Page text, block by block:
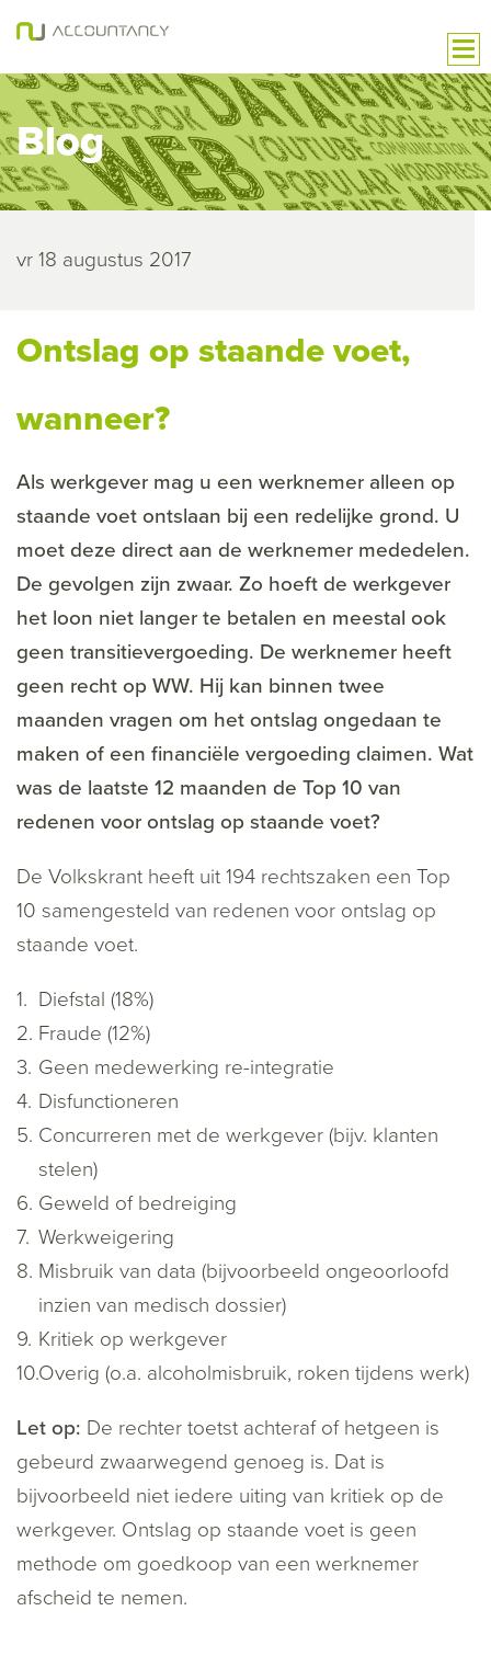
Blog
vr 18 augustus 2017
Ontslag op staande voet,
wanneer?
Als werkgever mag u een werknemer alleen op
staande voet ontslaan bij een redelijke grond. U
moet deze direct aan de werknemer mededelen.
De gevolgen zijn zwaar. Zo hoeft de werkgever
het loon niet langer te betalen en meestal ook
geen transitievergoeding. De werknemer heeft
geen recht op WW. Hij kan binnen twee
maanden vragen om het ontslag ongedaan te
maken of een financiële vergoeding claimen. Wat
was de laatste 12 maanden de Top 10 van
redenen voor ontslag op staande voet?
De Volkskrant heeft uit 194 rechtszaken een Top
10 samengesteld van redenen voor ontslag op
staande voet.
Diefstal (18%)
Fraude (12%)
Geen medewerking re-integratie
Disfunctioneren
Concurreren met de werkgever (bijv. klanten
stelen)
Geweld of bedreiging
Werkweigering
Misbruik van data (bijvoorbeeld ongeoorloofd
inzien van medisch dossier)
Kritiek op werkgever
Overig (o.a. alcoholmisbruik, roken tijdens werk)
Let op: De rechter toetst achteraf of hetgeen is
gebeurd zwaarwegend genoeg is. Dat is
bijvoorbeeld niet iedere uiting van kritiek op de
werkgever. Ontslag op staande voet is geen
methode om goedkoop van een werknemer
afscheid te nemen.